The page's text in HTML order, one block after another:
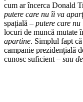
cum ar încerca Donald
putere care nu îi va
spațială – putere care
locuri de muncă mutate
apartine. Simplul fapt
campanie prezidențială
cunosc suficient – sau